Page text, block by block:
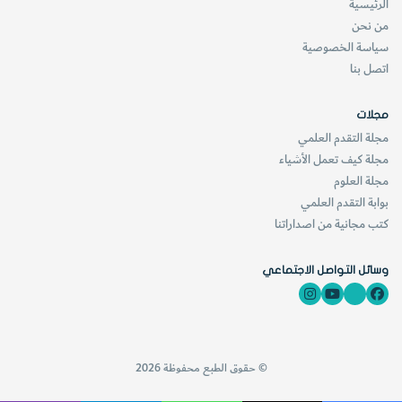
تَرْجيحِ صحَّةِ إحْدَى الفَرضِيَّاتِ المُحْتَمَلَةِ لِتَكْوينِهِ.
[KSAGRelatedArticles] [ASPDRelatedArticles]
website_ksag
الرئيسية
من نحن
سياسة الخصوصية
اتصل بنا
مجلات
مجلة التقدم العلمي
مجلة كيف تعمل الأشياء
مجلة العلوم
بوابة التقدم العلمي
كتب مجانية من اصداراتنا
وسائل التواصل الاجتماعي
© حقوق الطبع محفوظة 2026